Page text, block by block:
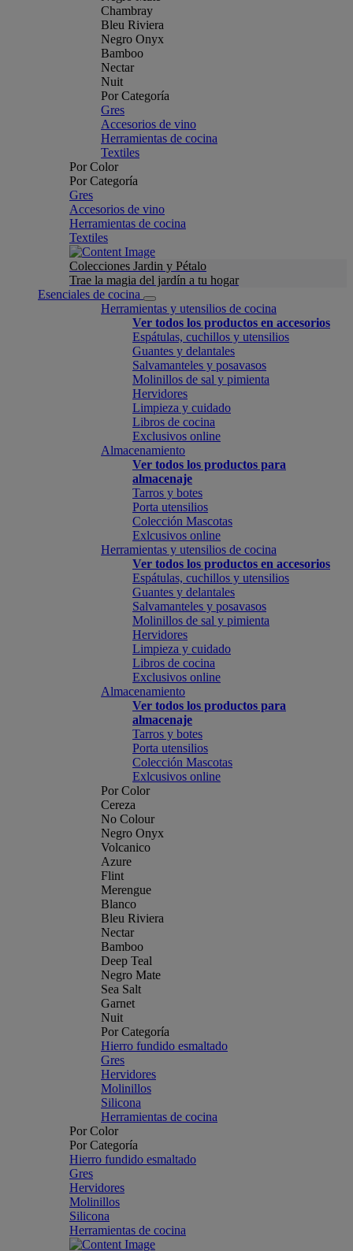
Chambray
Bleu Riviera
Negro Onyx
Bamboo
Nectar
Nuit
Por Categoría
Gres
Accesorios de vino
Herramientas de cocina
Textiles
Por Color
Por Categoría
Gres
Accesorios de vino
Herramientas de cocina
Textiles
Colecciones Jardin y Pétalo
Trae la magia del jardín a tu hogar
Esenciales de cocina
Herramientas y utensilios de cocina
Ver todos los productos en accesorios
Espátulas, cuchillos y utensilios
Guantes y delantales
Salvamanteles y posavasos
Molinillos de sal y pimienta
Hervidores
Limpieza y cuidado
Libros de cocina
Exclusivos online
Almacenamiento
Ver todos los productos para
almacenaje
Tarros y botes
Porta utensilios
Colección Mascotas
Exlcusivos online
Herramientas y utensilios de cocina
Ver todos los productos en accesorios
Espátulas, cuchillos y utensilios
Guantes y delantales
Salvamanteles y posavasos
Molinillos de sal y pimienta
Hervidores
Limpieza y cuidado
Libros de cocina
Exclusivos online
Almacenamiento
Ver todos los productos para
almacenaje
Tarros y botes
Porta utensilios
Colección Mascotas
Exlcusivos online
Por Color
Cereza
No Colour
Negro Onyx
Volcanico
Azure
Flint
Merengue
Blanco
Bleu Riviera
Nectar
Bamboo
Deep Teal
Negro Mate
Sea Salt
Garnet
Nuit
Por Categoría
Hierro fundido esmaltado
Gres
Hervidores
Molinillos
Silicona
Herramientas de cocina
Por Color
Por Categoría
Hierro fundido esmaltado
Gres
Hervidores
Molinillos
Silicona
Herramientas de cocina